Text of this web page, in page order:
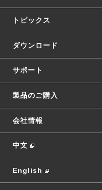
トピックス
ダウンロード
サポート
製品のご購入
会社情報
中文
English